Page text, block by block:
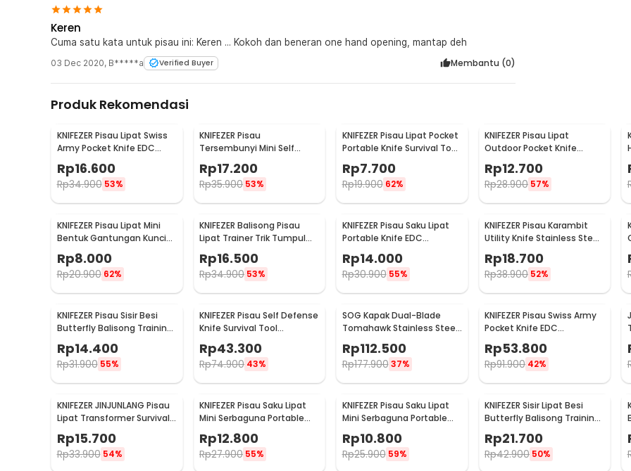
Keren
Cuma satu kata untuk pisau ini: Keren ... Kokoh dan beneran one hand opening, mantap deh
03 Dec 2020, B*****a Verified Buyer Membantu (0)
Produk Rekomendasi
KNIFEZER Pisau Lipat Swiss
Army Pocket Knife EDC
Multifungsi 11in1 - A3011
Rp16.600
Rp34.900 53%
KNIFEZER Pisau
Tersembunyi Mini Self
Steel - H19
Rp17.200
Rp35.900 53%
KNIFEZER Pisau Lipat Pocket
Portable Knife Survival Tool
Rp7.700
Rp19.900 62%
KNIFEZER Pisau Lipat
Outdoor Pocket Knife
Carabiner - W24
Rp12.700
Rp28.900 57%
KNIFEZER Pisau Lipat Mini
Bentuk Gantungan Kunci
EDC Stainless Steel - MKE13
Rp8.000
Rp20.900 62%
KNIFEZER Balisong Pisau
Lipat Trainer Trik Tumpul
Stainless Steel - C27
Rp16.500
Rp34.900 53%
KNIFEZER Pisau Saku Lipat
Portable Knife EDC
CS-ZDD01
Rp14.000
Rp30.900 55%
KNIFEZER Pisau Karambit
Utility Knife Stainless Steel
Koleksi CS GO - H12
Rp18.700
Rp38.900 52%
KNIFEZER Pisau Sisir Besi
Butterfly Balisong Training
Rp14.400
Rp31.900 55%
KNIFEZER Pisau Self Defense
Knife Survival Tool
ColdSteel Straight - 17T
Rp43.300
Rp74.900 43%
SOG Kapak Dual-Blade
Tomahawk Stainless Steel
Rp112.500
Rp177.900 37%
KNIFEZER Pisau Swiss Army
Pocket Knife EDC
Multifungsi - MKE16
Rp53.800
Rp91.900 42%
KNIFEZER JINJUNLANG Pisau
Lipat Transformer Survival
Rp15.700
Rp33.900 54%
KNIFEZER Pisau Saku Lipat
Mini Serbaguna Portable
Knife Survival - W46
Rp12.800
Rp27.900 55%
KNIFEZER Pisau Saku Lipat
Mini Serbaguna Portable
Knife Survival Tool - W33
Rp10.800
Rp25.900 59%
KNIFEZER Sisir Lipat Besi
Butterfly Balisong Training
Rp21.700
Rp42.900 50%